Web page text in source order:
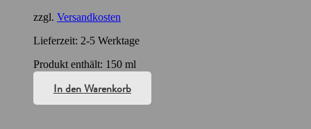
zzgl. Versandkosten
Lieferzeit: 2-5 Werktage
Produkt enthält: 150 ml
In den Warenkorb